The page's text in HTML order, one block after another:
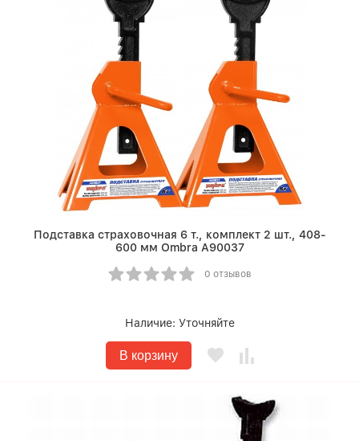
Подставка страховочная 6 т., комплект 2 шт., 408-
600 мм Ombra A90037
0 отзывов
Наличие: Уточняйте
В корзину